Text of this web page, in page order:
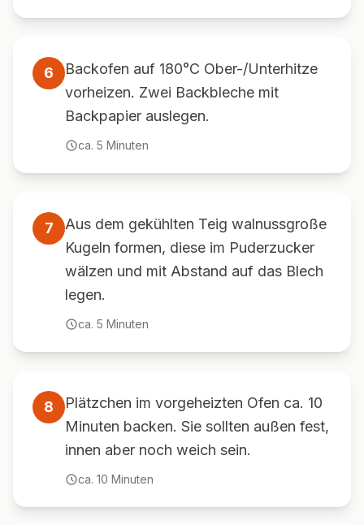
6
Backofen auf 180°C Ober-/Unterhitze
vorheizen. Zwei Backbleche mit
Backpapier auslegen.
ca. 5 Minuten
7
Aus dem gekühlten Teig walnussgroße
Kugeln formen, diese im Puderzucker
wälzen und mit Abstand auf das Blech
legen.
ca. 5 Minuten
8
Plätzchen im vorgeheizten Ofen ca. 10
Minuten backen. Sie sollten außen fest,
innen aber noch weich sein.
ca. 10 Minuten